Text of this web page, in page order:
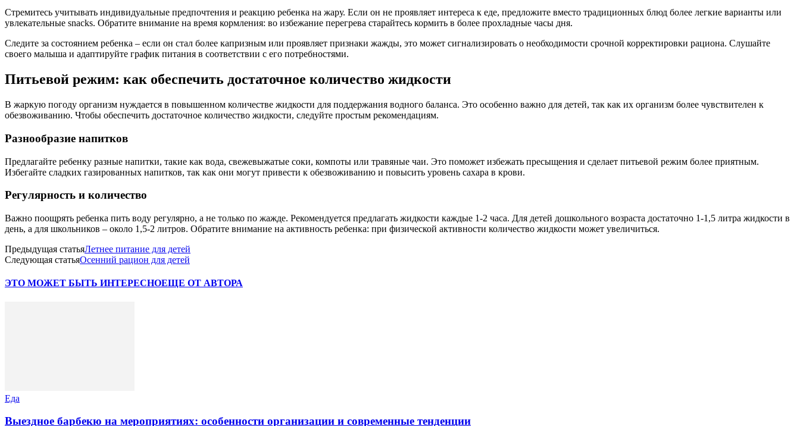
Стремитесь учитывать индивидуальные предпочтения и реакцию ребенка на жару. Если он не проявляет интереса к еде, предложите вместо традиционных блюд более легкие варианты или
увлекательные snacks. Обратите внимание на время кормления: во избежание перегрева старайтесь кормить в более прохладные часы дня.
Следите за состоянием ребенка – если он стал более капризным или проявляет признаки жажды, это может сигнализировать о необходимости срочной корректировки рациона. Слушайте
своего малыша и адаптируйте график питания в соответствии с его потребностями.
Питьевой режим: как обеспечить достаточное количество жидкости
В жаркую погоду организм нуждается в повышенном количестве жидкости для поддержания водного баланса. Это особенно важно для детей, так как их организм более чувствителен к
обезвоживанию. Чтобы обеспечить достаточное количество жидкости, следуйте простым рекомендациям.
Разнообразие напитков
Предлагайте ребенку разные напитки, такие как вода, свежевыжатые соки, компоты или травяные чаи. Это поможет избежать пресыщения и сделает питьевой режим более приятным.
Избегайте сладких газированных напитков, так как они могут привести к обезвоживанию и повысить уровень сахара в крови.
Регулярность и количество
Важно поощрять ребенка пить воду регулярно, а не только по жажде. Рекомендуется предлагать жидкости каждые 1-2 часа. Для детей дошкольного возраста достаточно 1-1,5 литра жидкости в
день, а для школьников – около 1,5-2 литров. Обратите внимание на активность ребенка: при физической активности количество жидкости может увеличиться.
Предыдущая статьяЛетнее питание для детей
Следующая статьяОсенний рацион для детей
ЭТО МОЖЕТ БЫТЬ ИНТЕРЕСНОЕЩЕ ОТ АВТОРА
Еда
Выездное барбекю на мероприятиях: особенности организации и современные тенденции